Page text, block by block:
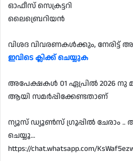
ഓഫീസ് സെക്രട്ടറി
ലൈബ്രെറിയൻ
വിശദ വിവരണകൾക്കും, നേരിട്ട്
ഇവിടെ ക്ലിക്ക് ചെയ്യുക
അപേക്ഷകൾ 01 ഏപ്രിൽ 2026
ആയി സമർപ്പിക്കേണ്ടതാണ്
ന്യൂസ് ഡ്യൂൺസ് ഗ്രൂപ്പിൽ ചേരാം ..
ചെയ്യൂ…
https://chat.whatsapp.com/